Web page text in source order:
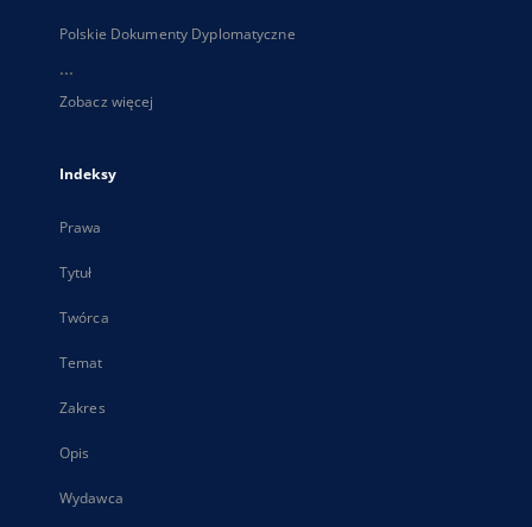
Polskie Dokumenty Dyplomatyczne
...
Zobacz więcej
Indeksy
Prawa
Tytuł
Twórca
Temat
Zakres
Opis
Wydawca